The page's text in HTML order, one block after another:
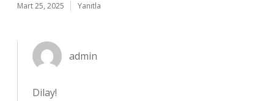
Mart 25, 2025 Yanıtla
admin
Dilay!